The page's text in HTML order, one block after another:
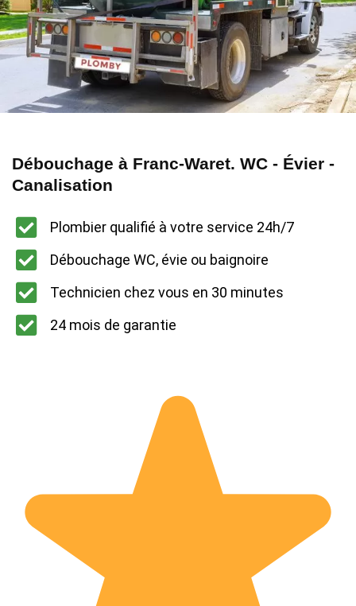
Débouchage à Franc-Waret. WC - Évier -
Canalisation
Plombier qualifié à votre service 24h/7
Débouchage WC, évie ou baignoire
Technicien chez vous en 30 minutes
24 mois de garantie